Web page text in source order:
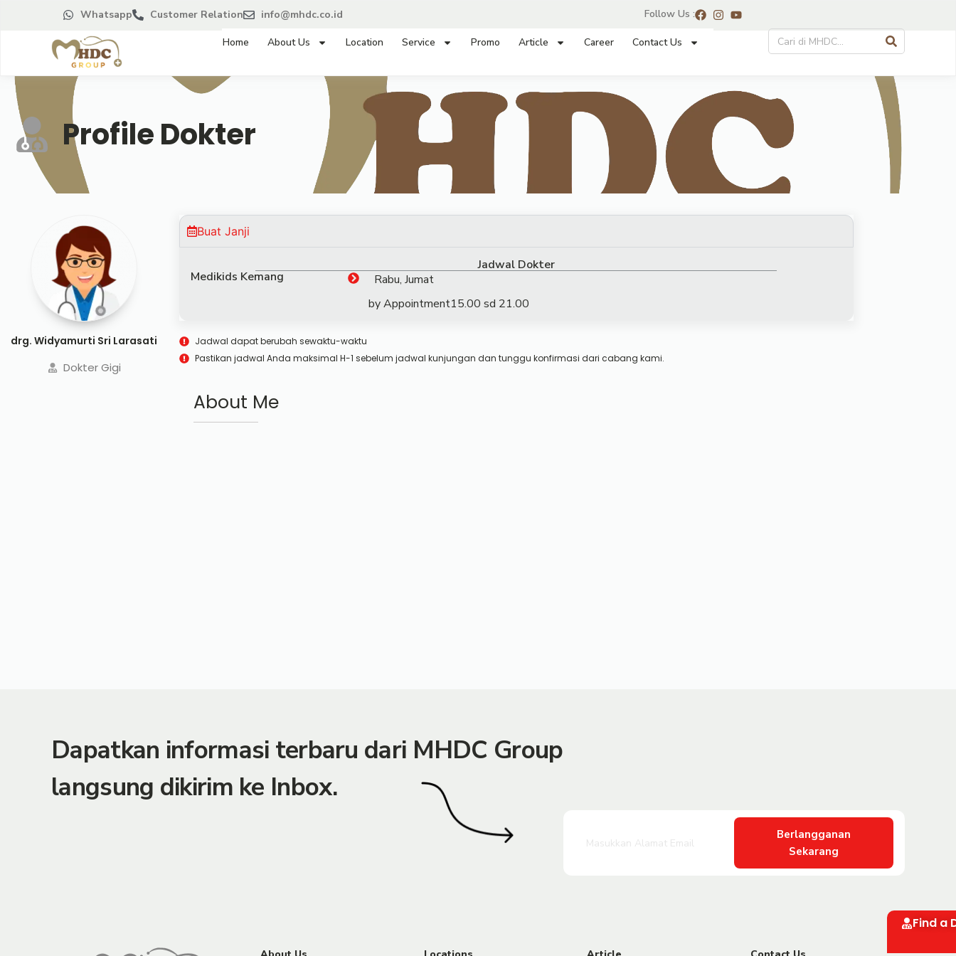
Whatsapp Customer Relation info@mhdc.co.id Follow Us :
Home About Us Location Service Promo Article Career Contact Us
Profile Dokter
drg. Widyamurti Sri Larasati
Dokter Gigi
Buat Janji
Jadwal Dokter
Medikids Kemang
Rabu, Jumat
by Appointment15.00 sd 21.00
Jadwal dapat berubah sewaktu-waktu
Pastikan jadwal Anda maksimal H-1 sebelum jadwal kunjungan dan tunggu konfirmasi dari cabang kami.
About Me
Dapatkan informasi terbaru dari MHDC Group
langsung dikirim ke Inbox.
Berlangganan
Sekarang
Find a